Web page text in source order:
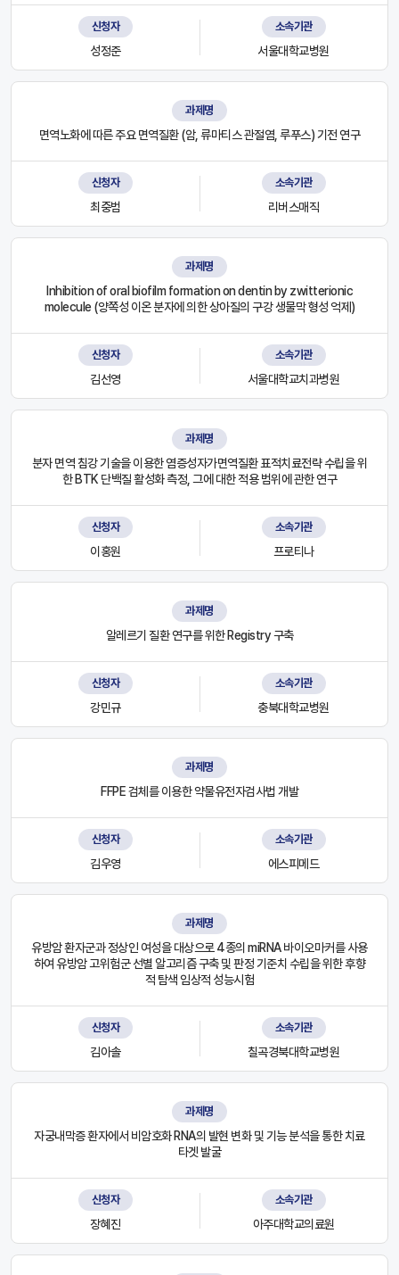
신청자
성정준
소속기관
서울대학교병원
과제명
면역노화에 따른 주요 면역질환 (암, 류마티스 관절염, 루푸스) 기전 연구
신청자
최중범
소속기관
리버스매직
과제명
Inhibition of oral biofilm formation on dentin by zwitterionic
molecule (양쪽성 이온 분자에 의한 상아질의 구강 생물막 형성 억제)
신청자
김선영
소속기관
서울대학교치과병원
과제명
분자 면역 침강 기술을 이용한 염증성자가면역질환 표적치료전략 수립을 위
한 BTK 단백질 활성화 측정, 그에 대한 적용 범위에 관한 연구
신청자
이홍원
소속기관
프로티나
과제명
알레르기 질환 연구를 위한 Registry 구축
신청자
강민규
소속기관
충북대학교병원
과제명
FFPE 검체를 이용한 약물유전자검사법 개발
신청자
김우영
소속기관
에스피메드
과제명
유방암 환자군과 정상인 여성을 대상으로 4종의 miRNA 바이오마커를 사용
하여 유방암 고위험군 선별 알고리즘 구축 및 판정 기준치 수립을 위한 후향
적 탐색 임상적 성능시험
신청자
김아솔
소속기관
칠곡경북대학교병원
과제명
자궁내막증 환자에서 비암호화 RNA의 발현 변화 및 기능 분석을 통한 치료
타겟 발굴
신청자
장혜진
소속기관
아주대학교의료원